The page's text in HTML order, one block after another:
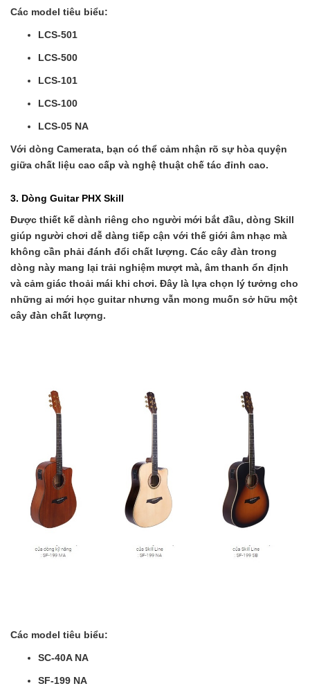
Các model tiêu biểu:
LCS-501
LCS-500
LCS-101
LCS-100
LCS-05 NA
Với dòng Camerata, bạn có thể cảm nhận rõ sự hòa quyện
giữa chất liệu cao cấp và nghệ thuật chế tác đỉnh cao.
3. Dòng Guitar PHX Skill
Được thiết kế dành riêng cho người mới bắt đầu, dòng Skill
giúp người chơi dễ dàng tiếp cận với thế giới âm nhạc mà
không cần phải đánh đổi chất lượng. Các cây đàn trong
dòng này mang lại trải nghiệm mượt mà, âm thanh ổn định
và cảm giác thoải mái khi chơi. Đây là lựa chọn lý tưởng cho
những ai mới học guitar nhưng vẫn mong muốn sở hữu một
cây đàn chất lượng.
Các model tiêu biểu:
SC-40A NA
SF-199 NA